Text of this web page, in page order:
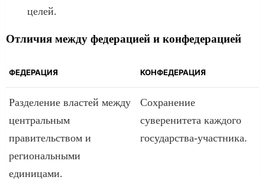
целей.
Отличия между федерацией и конфедерацией
ФЕДЕРАЦИЯ КОНФЕДЕРАЦИЯ
Разделение властей между
центральным
правительством и
региональными
единицами.
Сохранение
суверенитета каждого
государства-участника.